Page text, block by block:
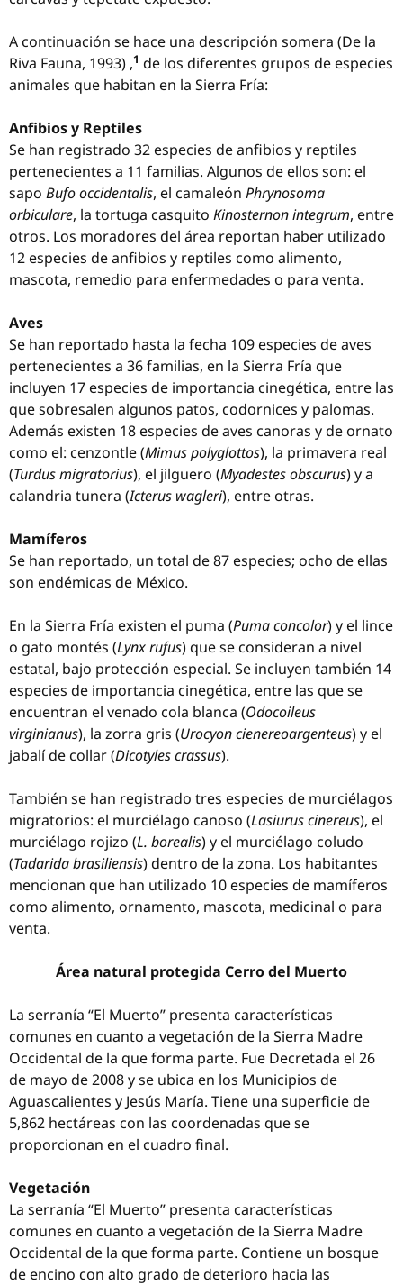
A continuación se hace una descripción somera (De la
Riva Fauna, 1993) ,1 de los diferentes grupos de especies
animales que habitan en la Sierra Fría:
Anfibios y Reptiles
Se han registrado 32 especies de anfibios y reptiles
pertenecientes a 11 familias. Algunos de ellos son: el
sapo Bufo occidentalis, el camaleón Phrynosoma
orbiculare, la tortuga casquito Kinosternon integrum, entre
otros. Los moradores del área reportan haber utilizado
12 especies de anfibios y reptiles como alimento,
mascota, remedio para enfermedades o para venta.
Aves
Se han reportado hasta la fecha 109 especies de aves
pertenecientes a 36 familias, en la Sierra Fría que
incluyen 17 especies de importancia cinegética, entre las
que sobresalen algunos patos, codornices y palomas.
Además existen 18 especies de aves canoras y de ornato
como el: cenzontle (Mimus polyglottos), la primavera real
(Turdus migratorius), el jilguero (Myadestes obscurus) y a
calandria tunera (Icterus wagleri), entre otras.
Mamíferos
Se han reportado, un total de 87 especies; ocho de ellas
son endémicas de México.
En la Sierra Fría existen el puma (Puma concolor) y el lince
o gato montés (Lynx rufus) que se consideran a nivel
estatal, bajo protección especial. Se incluyen también 14
especies de importancia cinegética, entre las que se
encuentran el venado cola blanca (Odocoileus
virginianus), la zorra gris (Urocyon cienereoargenteus) y el
jabalí de collar (Dicotyles crassus).
También se han registrado tres especies de murciélagos
migratorios: el murciélago canoso (Lasiurus cinereus), el
murciélago rojizo (L. borealis) y el murciélago coludo
(Tadarida brasiliensis) dentro de la zona. Los habitantes
mencionan que han utilizado 10 especies de mamíferos
como alimento, ornamento, mascota, medicinal o para
venta.
Área natural protegida Cerro del Muerto
La serranía “El Muerto” presenta características
comunes en cuanto a vegetación de la Sierra Madre
Occidental de la que forma parte. Fue Decretada el 26
de mayo de 2008 y se ubica en los Municipios de
Aguascalientes y Jesús María. Tiene una superficie de
5,862 hectáreas con las coordenadas que se
proporcionan en el cuadro final.
Vegetación
La serranía “El Muerto” presenta características
comunes en cuanto a vegetación de la Sierra Madre
Occidental de la que forma parte. Contiene un bosque
de encino con alto grado de deterioro hacia las